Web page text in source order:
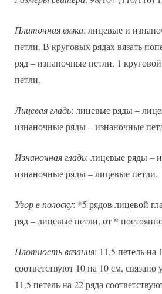
Платочная вязка: лицевые и
петли. В круговых рядах вязать
ряд – изнаночные петли, 1
петли.
Лицевая гладь: лицевые ряды –
изнаночные ряды – изнаночные
Изнаночная гладь: лицевые ряды –
изнаночные ряды – лицевые петли.
Узор в полоску: *5 рядов лицевой
ряд – лицевые петли, от *
Плотность вязания: 11,5 петель на
соответствуют 10 на 10 см, связано
11,5 петель на 22 ряда